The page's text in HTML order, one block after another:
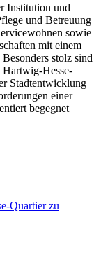
Institution und
und Betreuung
sowie
mit einem
stolz sind
Hartwig-Hesse-
Stadtentwicklung
einer
begegnet
Quartier zu